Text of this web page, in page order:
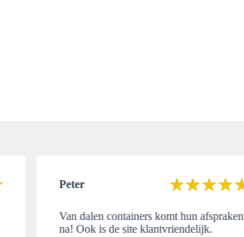
Peter
Van dalen containers komt hun afspraken
na! Ook is de site klantvriendelijk.